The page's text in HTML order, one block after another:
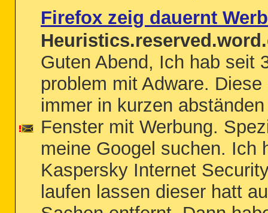
Firefox zeig dauernt
Guten Abend, Ich hab seit
problem mit Adware. Diese
immer in kurzen
Fenster mit Werbung.
meine Googel suchen. Ich
Kaspersky Internet
laufen lassen dieser hatt